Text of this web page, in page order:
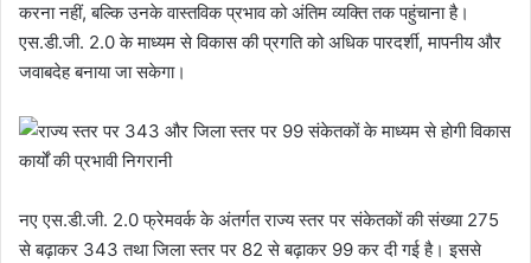
करना नहीं, बल्कि उनके वास्तविक प्रभाव को अंतिम व्यक्ति तक पहुंचाना है।
एस.डी.जी. 2.0 के माध्यम से विकास की प्रगति को अधिक पारदर्शी, मापनीय और
जवाबदेह बनाया जा सकेगा।
नए एस.डी.जी. 2.0 फ्रेमवर्क के अंतर्गत राज्य स्तर पर संकेतकों की संख्या 275
से बढ़ाकर 343 तथा जिला स्तर पर 82 से बढ़ाकर 99 कर दी गई है। इससे